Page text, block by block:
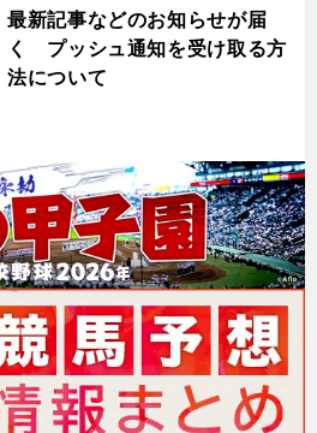
最新記事などのお知らせが届
く プッシュ通知を受け取る方
法について